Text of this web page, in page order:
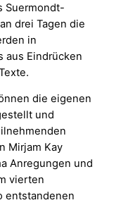
Suermondt-
drei Tagen die
in
aus Eindrücken
die eigenen
und
Mirjam Kay
Anregungen und
vierten
entstandenen